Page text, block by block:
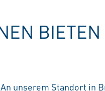
BIETEN
An unserem Standort in